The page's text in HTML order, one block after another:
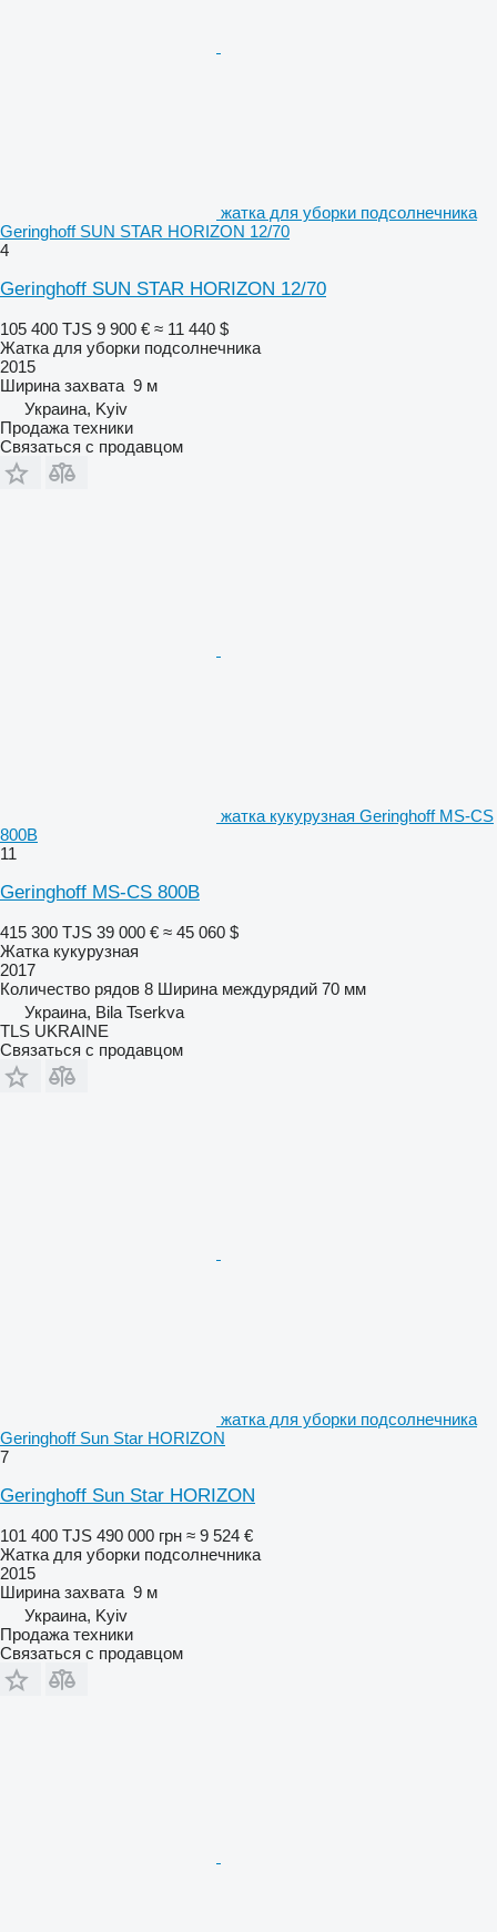
жатка для уборки подсолнечника
Geringhoff SUN STAR HORIZON 12/70
4
Geringhoff SUN STAR HORIZON 12/70
105 400 TJS 9 900 € ≈ 11 440 $
Жатка для уборки подсолнечника
2015
Ширина захвата 9 м
Украина, Kyiv
Продажа техники
Связаться с продавцом
жатка кукурузная Geringhoff MS-CS
800B
11
Geringhoff MS-CS 800B
415 300 TJS 39 000 € ≈ 45 060 $
Жатка кукурузная
2017
Количество рядов 8 Ширина междурядий 70 мм
Украина, Bila Tserkva
TLS UKRAINE
Связаться с продавцом
жатка для уборки подсолнечника
Geringhoff Sun Star HORIZON
7
Geringhoff Sun Star HORIZON
101 400 TJS 490 000 грн ≈ 9 524 €
Жатка для уборки подсолнечника
2015
Ширина захвата 9 м
Украина, Kyiv
Продажа техники
Связаться с продавцом